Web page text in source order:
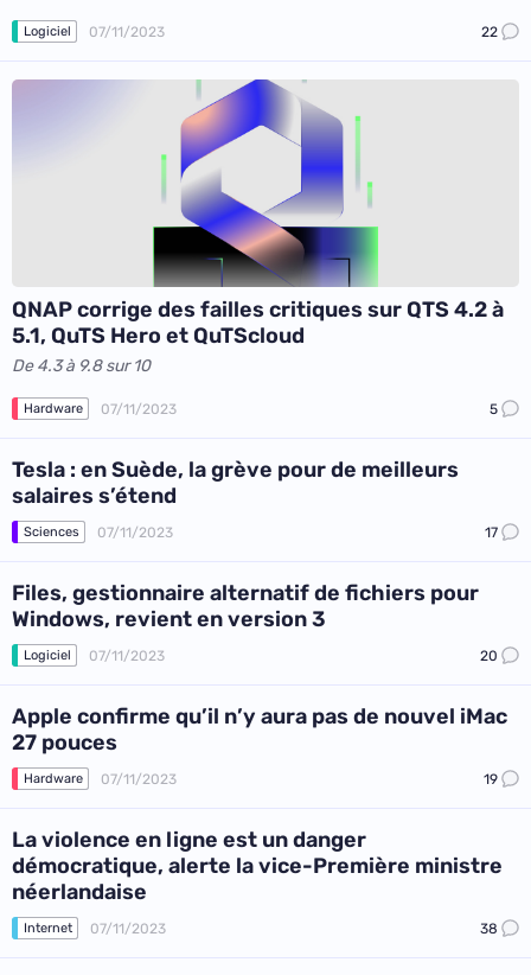
Logiciel 07/11/2023 22
QNAP corrige des failles critiques sur QTS 4.2 à
5.1, QuTS Hero et QuTScloud
De 4.3 à 9.8 sur 10
Hardware 07/11/2023 5
Tesla : en Suède, la grève pour de meilleurs
salaires s’étend
Sciences 07/11/2023 17
Files, gestionnaire alternatif de fichiers pour
Windows, revient en version 3
Logiciel 07/11/2023 20
Apple confirme qu’il n’y aura pas de nouvel iMac
27 pouces
Hardware 07/11/2023 19
La violence en ligne est un danger
démocratique, alerte la vice-Première ministre
néerlandaise
Internet 07/11/2023 38